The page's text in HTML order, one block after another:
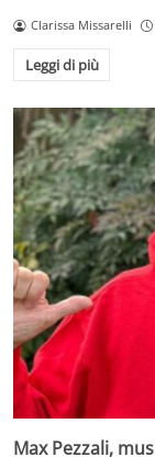
Clarissa Missarelli
Leggi di più
Max Pezzali,